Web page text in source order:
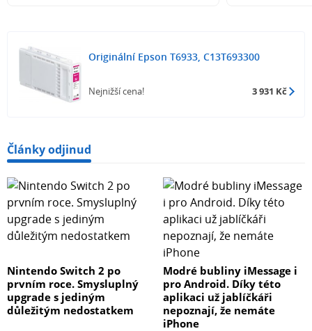
Originální Epson T6933, C13T693300
Nejnižší cena! 3 931 Kč
Články odjinud
Nintendo Switch 2 po
prvním roce. Smysluplný
upgrade s jediným
důležitým nedostatkem
Modré bubliny iMessage i
pro Android. Díky této
aplikaci už jablíčkáři
nepoznají, že nemáte
iPhone